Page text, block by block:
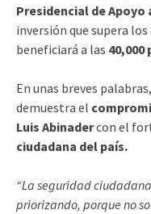
Presidencial de
inversión que supera los
beneficiará a las 40,000
En unas breves
demuestra el
Luis Abinadercon el
ciudadana del país.
“La seguridad
priorizando, porque no